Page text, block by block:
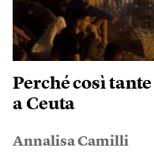
Perché così
a Ceuta
Annalisa Camilli